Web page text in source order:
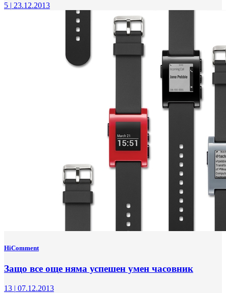
5 | 23.12.2013
HiComment
Защо все още няма успешен умен часовник
13 | 07.12.2013